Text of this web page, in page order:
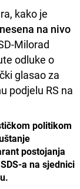
kako je
na nivo
Milorad
odluke o
glasao za
podjelu RS na
politikom
postojanja
a na sjednici